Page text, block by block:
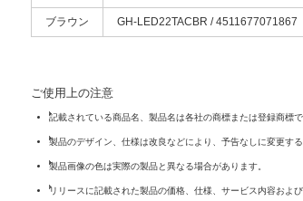
ブラウン GH-LED22TACBR / 4511677071867
ご使用上の注意
記載されている商品名、製品名は各社の商標または登録商標で
製品のデザイン、仕様は改良などにより、予告なしに変更する
製品画像の色は実際の製品と異なる場合があります。
リリースに記載された製品の価格、仕様、サービス内容およ